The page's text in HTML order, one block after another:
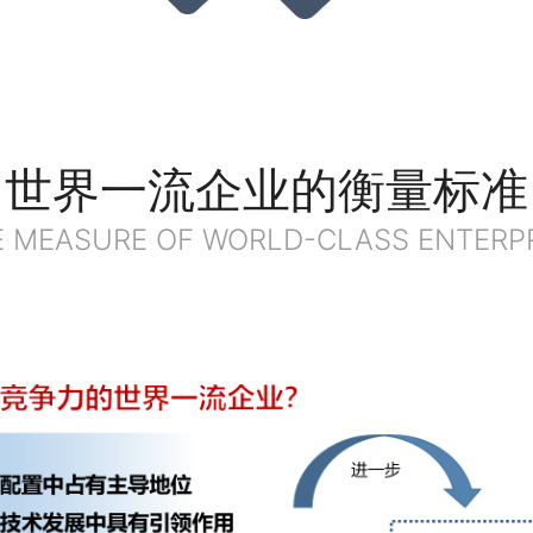
世界一流企业的衡量标准
MEASURE OF WORLD-CLASS